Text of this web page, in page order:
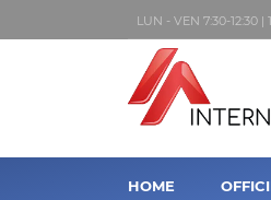
LUN - VEN 7:30-12:30 |
HOME